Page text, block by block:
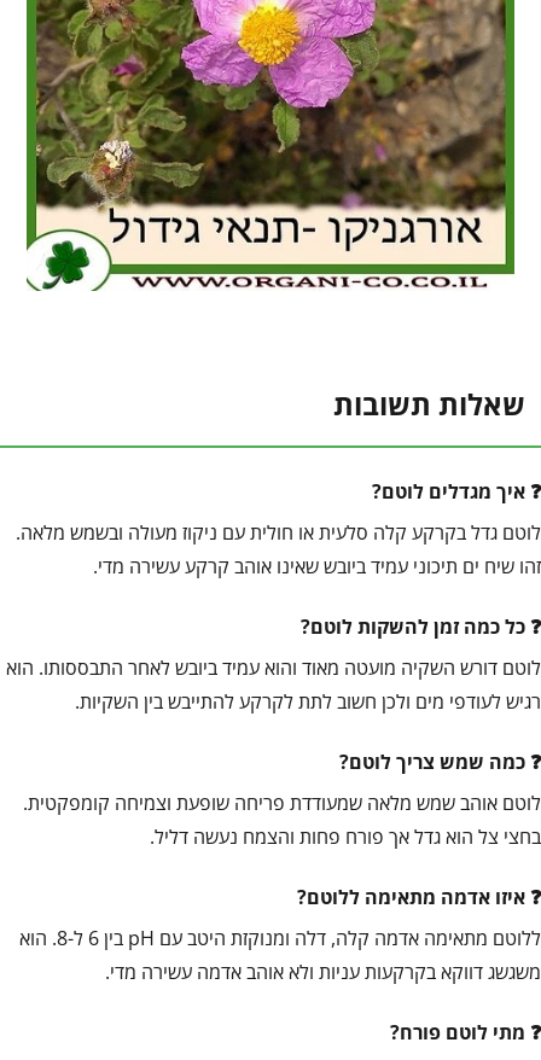
שאלות תשובות
איך מגדלים לוטם?
לוטם גדל בקרקע קלה סלעית או חולית עם ניקוז מעולה ובשמש מלאה.
זהו שיח ים תיכוני עמיד ביובש שאינו אוהב קרקע עשירה מדי.
כל כמה זמן להשקות לוטם?
לוטם דורש השקיה מועטה מאוד והוא עמיד ביובש לאחר התבססותו. הוא
רגיש לעודפי מים ולכן חשוב לתת לקרקע להתייבש בין השקיות.
כמה שמש צריך לוטם?
לוטם אוהב שמש מלאה שמעודדת פריחה שופעת וצמיחה קומפקטית.
בחצי צל הוא גדל אך פורח פחות והצמח נעשה דליל.
איזו אדמה מתאימה ללוטם?
ללוטם מתאימה אדמה קלה, דלה ומנוקזת היטב עם pH בין 6 ל-8. הוא
משגשג דווקא בקרקעות עניות ולא אוהב אדמה עשירה מדי.
מתי לוטם פורח?